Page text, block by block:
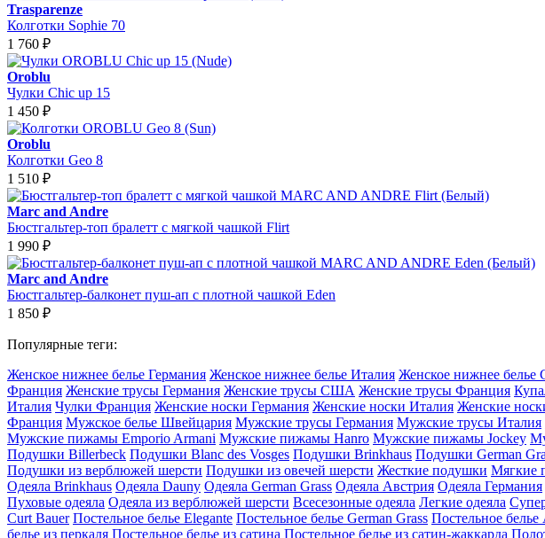
Trasparenze
Колготки Sophie 70
1 760 ₽
Oroblu
Чулки Chic up 15
1 450 ₽
Oroblu
Колготки Geo 8
1 510 ₽
Marc and Andre
Бюстгальтер-топ бралетт с мягкой чашкой Flirt
1 990 ₽
Marc and Andre
Бюстгальтер-балконет пуш-ап с плотной чашкой Eden
1 850 ₽
Популярные теги:
Женское нижнее белье Германия Женское нижнее белье Италия Женское нижнее
Франция Женские трусы Германия Женские трусы США Женские трусы Франция
Италия Чулки Франция Женские носки Германия Женские носки Италия Женские
Франция Мужское белье Швейцария Мужские трусы Германия Мужские трусы Италия
Мужские пижамы Emporio Armani Мужские пижамы Hanro Мужские пижамы Jockey
Подушки Billerbeck Подушки Blanc des Vosges Подушки Brinkhaus Подушки German
Подушки из верблюжей шерсти Подушки из овечей шерсти Жесткие подушки Мягкие
Одеяла Brinkhaus Одеяла Dauny Одеяла German Grass Одеяла Австрия Одеяла Германия
Пуховые одеяла Одеяла из верблюжей шерсти Всесезонные одеяла Легкие одеяла
Curt Bauer Постельное белье Elegante Постельное белье German Grass Постельное белье
белье из перкаля Постельное белье из сатина Постельное белье из сатин-жаккарда